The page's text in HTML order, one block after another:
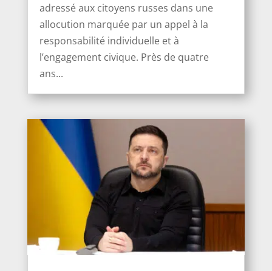
adressé aux citoyens russes dans une
allocution marquée par un appel à la
responsabilité individuelle et à
l’engagement civique. Près de quatre
ans...